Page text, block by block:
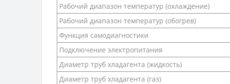
Рабочий диапазон температур (охлаждение)
Рабочий диапазон температур (обогрев)
Функция самодиагностики
Подключение электропитания
Диаметр труб хладагента (жидкость)
Диаметр труб хладагента (газ)